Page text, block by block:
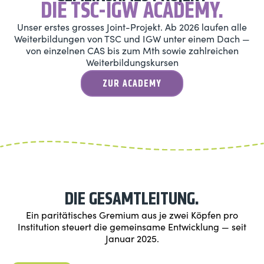
DIE TSC-IGW ACADEMY.
Unser erstes grosses Joint-Projekt. Ab 2026 laufen alle
Weiterbildungen von TSC und IGW unter einem Dach —
von einzelnen CAS bis zum Mth sowie zahlreichen
Weiterbildungskursen
ZUR ACADEMY
DIE GESAMTLEITUNG.
Ein paritätisches Gremium aus je zwei Köpfen pro
Institution steuert die gemeinsame Entwicklung — seit
Januar 2025.